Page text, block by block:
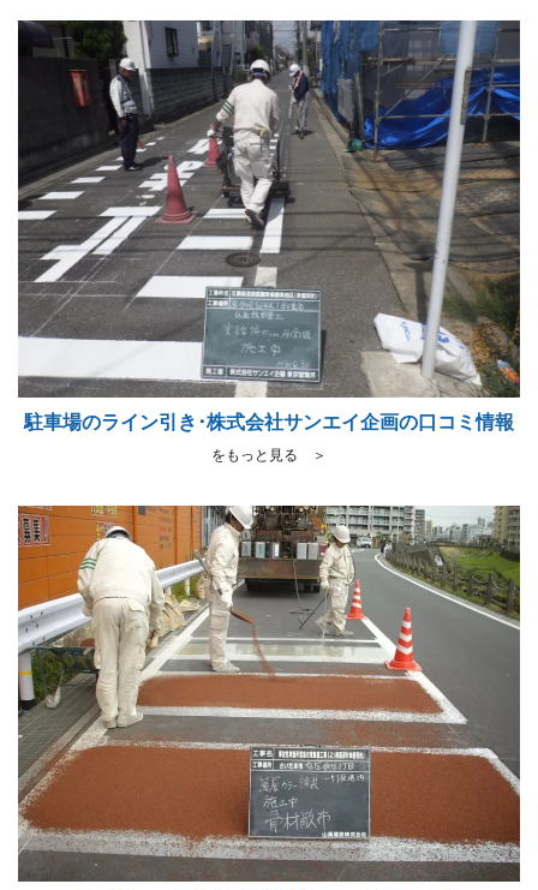
駐車場のライン引き･株式会社サンエイ企画の口コミ情報
をもっと見る ＞